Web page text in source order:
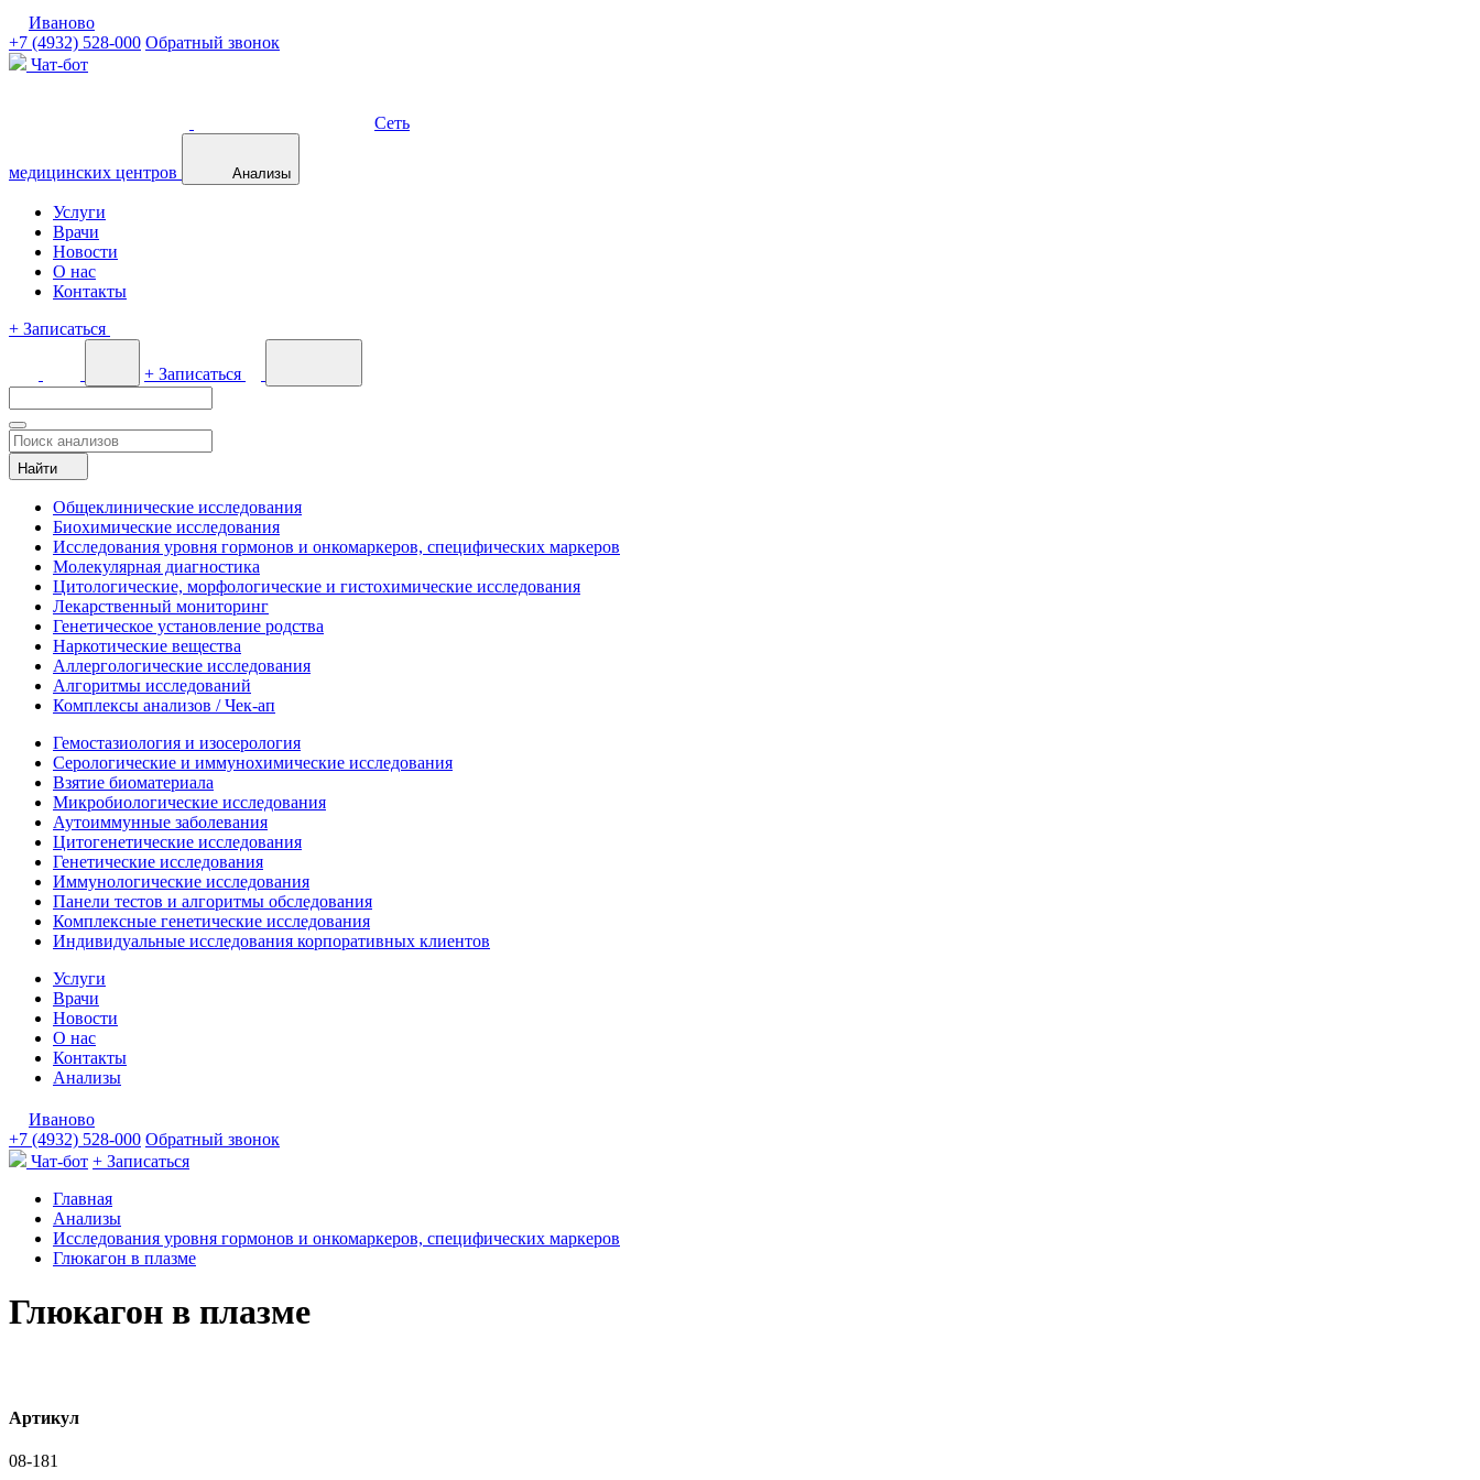
Иваново
+7 (4932) 528-000 Обратный звонок
Чат-бот
Сеть
медицинских центров Анализы
Услуги
Врачи
Новости
О нас
Контакты
+ Записаться
+ Записаться
Найти
Общеклинические исследования
Биохимические исследования
Исследования уровня гормонов и онкомаркеров, специфических маркеров
Молекулярная диагностика
Цитологические, морфологические и гистохимические исследования
Лекарственный мониторинг
Генетическое установление родства
Наркотические вещества
Аллергологические исследования
Алгоритмы исследований
Комплексы анализов / Чек-ап
Гемостазиология и изосерология
Серологические и иммунохимические исследования
Взятие биоматериала
Микробиологические исследования
Аутоиммунные заболевания
Цитогенетические исследования
Генетические исследования
Иммунологические исследования
Панели тестов и алгоритмы обследования
Комплексные генетические исследования
Индивидуальные исследования корпоративных клиентов
Услуги
Врачи
Новости
О нас
Контакты
Анализы
Иваново
+7 (4932) 528-000 Обратный звонок
Чат-бот + Записаться
Главная
Анализы
Исследования уровня гормонов и онкомаркеров, специфических маркеров
Глюкагон в плазме
Глюкагон в плазме
Артикул
08-181